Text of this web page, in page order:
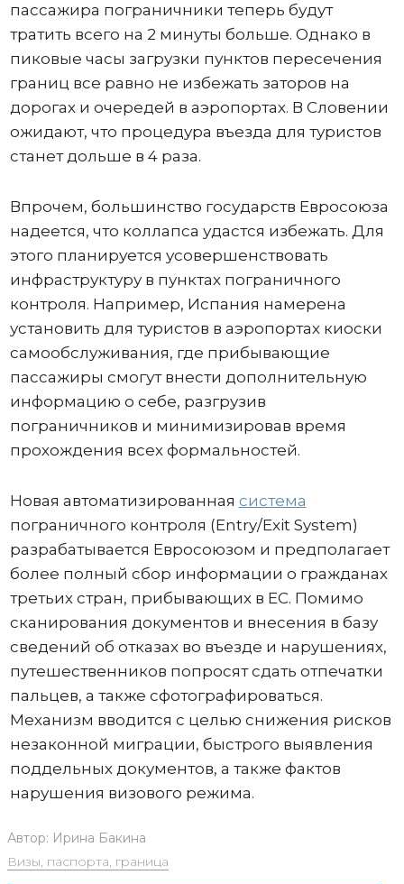
пассажира пограничники теперь будут
тратить всего на 2 минуты больше. Однако в
пиковые часы загрузки пунктов пересечения
границ все равно не избежать заторов на
дорогах и очередей в аэропортах. В Словении
ожидают, что процедура въезда для туристов
станет дольше в 4 раза.
Впрочем, большинство государств Евросоюза
надеется, что коллапса удастся избежать. Для
этого планируется усовершенствовать
инфраструктуру в пунктах пограничного
контроля. Например, Испания намерена
установить для туристов в аэропортах киоски
самообслуживания, где прибывающие
пассажиры смогут внести дополнительную
информацию о себе, разгрузив
пограничников и минимизировав время
прохождения всех формальностей.
Новая автоматизированная система
пограничного контроля (Entry/Exit System)
разрабатывается Евросоюзом и предполагает
более полный сбор информации о гражданах
третьих стран, прибывающих в ЕС. Помимо
сканирования документов и внесения в базу
сведений об отказах во въезде и нарушениях,
путешественников попросят сдать отпечатки
пальцев, а также сфотографироваться.
Механизм вводится с целью снижения рисков
незаконной миграции, быстрого выявления
поддельных документов, а также фактов
нарушения визового режима.
Автор: Ирина Бакина
Визы, паспорта, граница